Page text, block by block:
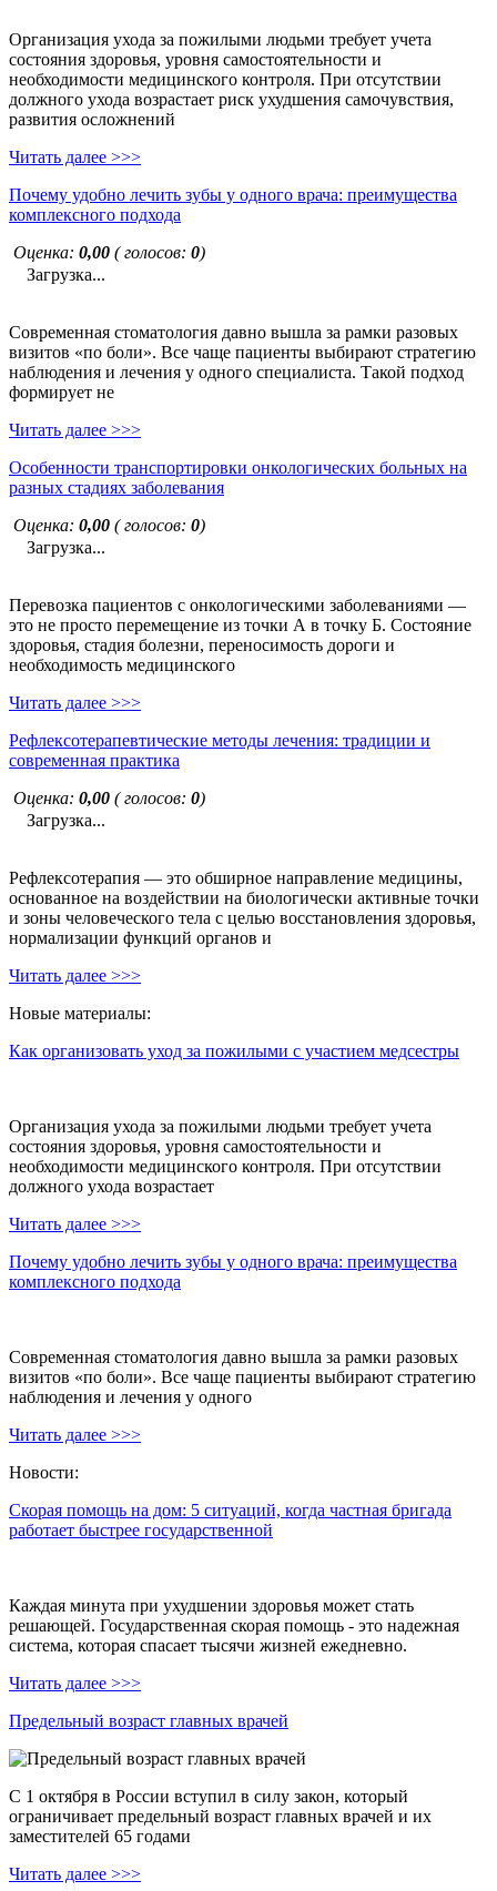
Организация ухода за пожилыми людьми требует учета
состояния здоровья, уровня самостоятельности и
необходимости медицинского контроля. При отсутствии
должного ухода возрастает риск ухудшения самочувствия,
развития осложнений
Читать далее >>>
Почему удобно лечить зубы у одного врача: преимущества
комплексного подхода
Оценка: 0,00 ( голосов: 0)
Загрузка...
Современная стоматология давно вышла за рамки разовых
визитов «по боли». Все чаще пациенты выбирают стратегию
наблюдения и лечения у одного специалиста. Такой подход
формирует не
Читать далее >>>
Особенности транспортировки онкологических больных на
разных стадиях заболевания
Оценка: 0,00 ( голосов: 0)
Загрузка...
Перевозка пациентов с онкологическими заболеваниями —
это не просто перемещение из точки А в точку Б. Состояние
здоровья, стадия болезни, переносимость дороги и
необходимость медицинского
Читать далее >>>
Рефлексотерапевтические методы лечения: традиции и
современная практика
Оценка: 0,00 ( голосов: 0)
Загрузка...
Рефлексотерапия — это обширное направление медицины,
основанное на воздействии на биологически активные точки
и зоны человеческого тела с целью восстановления здоровья,
нормализации функций органов и
Читать далее >>>
Новые материалы:
Как организовать уход за пожилыми с участием медсестры
Организация ухода за пожилыми людьми требует учета
состояния здоровья, уровня самостоятельности и
необходимости медицинского контроля. При отсутствии
должного ухода возрастает
Читать далее >>>
Почему удобно лечить зубы у одного врача: преимущества
комплексного подхода
Современная стоматология давно вышла за рамки разовых
визитов «по боли». Все чаще пациенты выбирают стратегию
наблюдения и лечения у одного
Читать далее >>>
Новости:
Скорая помощь на дом: 5 ситуаций, когда частная бригада
работает быстрее государственной
Каждая минута при ухудшении здоровья может стать
решающей. Государственная скорая помощь - это надежная
система, которая спасает тысячи жизней ежедневно.
Читать далее >>>
Предельный возраст главных врачей
С 1 октября в России вступил в силу закон, который
ограничивает предельный возраст главных врачей и их
заместителей 65 годами
Читать далее >>>